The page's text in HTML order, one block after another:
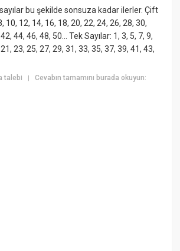
bu şekilde sonsuza kadar ilerler. Çift
10, 12, 14, 16, 18, 20, 22, 24, 26, 28, 30,
44, 46, 48, 50… Tek Sayılar: 1, 3, 5, 7, 9,
23, 25, 27, 29, 31, 33, 35, 37, 39, 41, 43,
talebi |Cevabın tamamını burada okuyun: